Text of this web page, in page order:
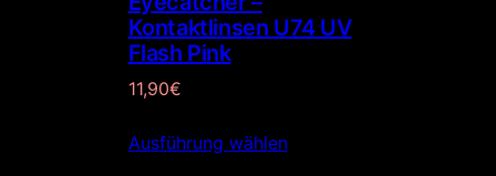
0
€
Kontaktlinsen U74 UV
Flash Pink
11,90€
Ausführung wählen